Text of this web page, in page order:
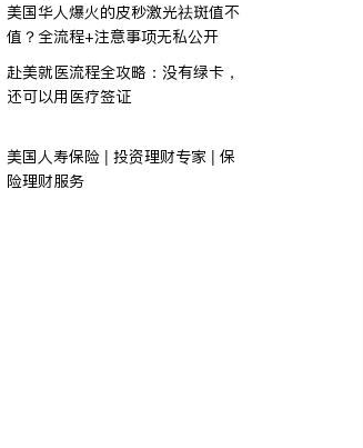
美国华人爆火的皮秒激光祛斑值不
值？全流程+注意事项无私公开
赴美就医流程全攻略：没有绿卡，
还可以用医疗签证
美国人寿保险 | 投资理财专家 | 保
险理财服务